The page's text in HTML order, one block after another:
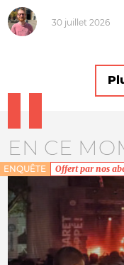
30 juillet 2026
EN CE
ENQUÊTE Offert par nos